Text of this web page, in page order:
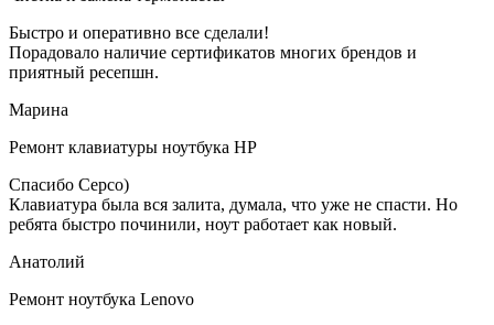
Быстро и оперативно все сделали!
Порадовало наличие сертификатов многих брендов и
приятный ресепшн.
Марина
Ремонт клавиатуры ноутбука HP
Спасибо Серсо)
Клавиатура была вся залита, думала, что уже не спасти. Но
ребята быстро починили, ноут работает как новый.
Анатолий
Ремонт ноутбука Lenovo